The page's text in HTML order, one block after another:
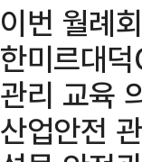
이번 월례
한미르대
관리 교육
산업안전